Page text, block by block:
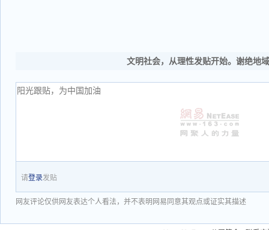
文明社会，从理性发贴开始。谢绝地
请登录发贴
网友评论仅供网友表达个人看法，并不表明网易同意其观点或证实其描述